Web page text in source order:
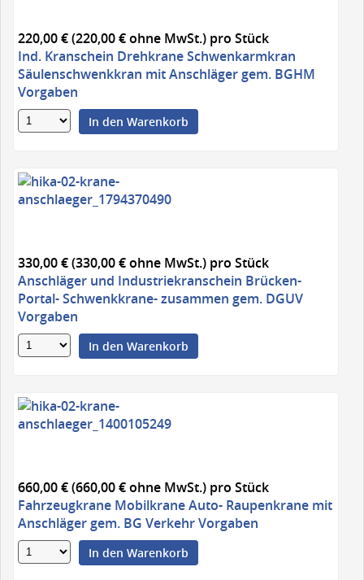
220,00 € (220,00 € ohne MwSt.) pro Stück
Ind. Kranschein Drehkrane Schwenkarmkran
Säulenschwenkkran mit Anschläger gem. BGHM
Vorgaben
In den Warenkorb
330,00 € (330,00 € ohne MwSt.) pro Stück
Anschläger und Industriekranschein Brücken-
Portal- Schwenkkrane- zusammen gem. DGUV
Vorgaben
In den Warenkorb
660,00 € (660,00 € ohne MwSt.) pro Stück
Fahrzeugkrane Mobilkrane Auto- Raupenkrane mit
Anschläger gem. BG Verkehr Vorgaben
In den Warenkorb